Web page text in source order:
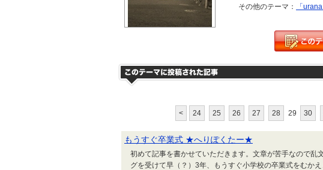
その他のテーマ：
「
< 24 25 26 27 28 29 30
もうすぐ卒業式 ★へりぽくたー★
初めて記事を書かせていただきます。文章が苦手なので
グを受けて早（？）3年、もうすぐ小学校の卒業式をむか